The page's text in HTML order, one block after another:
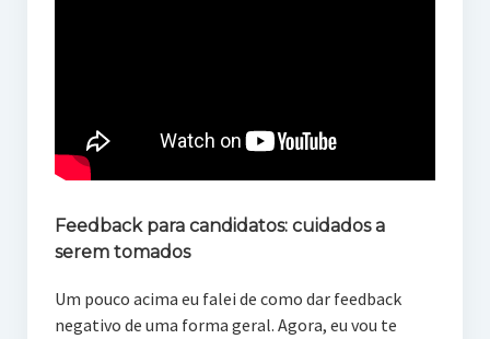
Feedback para candidatos: cuidados a
serem tomados
Um pouco acima eu falei de como dar feedback
negativo de uma forma geral. Agora, eu vou te